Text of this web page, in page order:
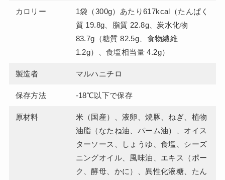
カロリー
1袋（300g）あたり617kcal（たんぱく
質 19.8g、脂質 22.8g、炭水化物
83.7g（糖質 82.5g、食物繊維
1.2g）、食塩相当量 4.2g）
製造者 マルハニチロ
保存方法 -18℃以下で保存
原材料
米（国産）、液卵、焼豚、ねぎ、植物
油脂（なたね油、パーム油）、オイス
ターソース、しょうゆ、食塩、シーズ
ニングオイル、風味油、エキス（ポー
ク、酵母、かに）、異性化液糖、たん